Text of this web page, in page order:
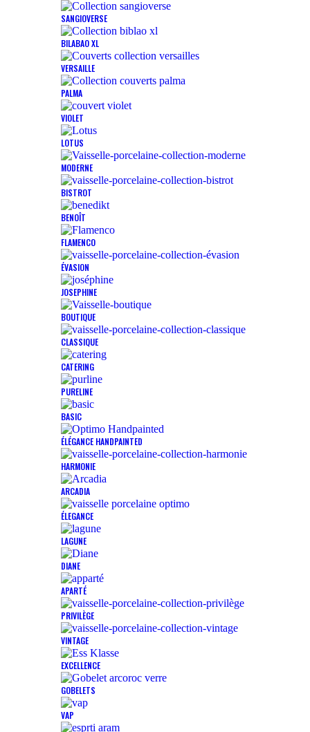
SANGIOVERSE
BILABAO XL
VERSAILLE
PALMA
VIOLET
LOTUS
MODERNE
BISTROT
BENOÎT
FLAMENCO
ÉVASION
JOSEPHINE
BOUTIQUE
CLASSIQUE
CATERING
PURELINE
BASIC
ÉLÉGANCE HANDPAINTED
HARMONIE
ARCADIA
ÉLEGANCE
LAGUNE
DIANE
APARTÉ
PRIVILÈGE
VINTAGE
EXCELLENCE
GOBELETS
VAP